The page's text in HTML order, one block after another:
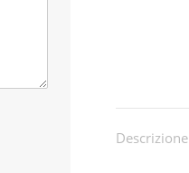
Descrizione